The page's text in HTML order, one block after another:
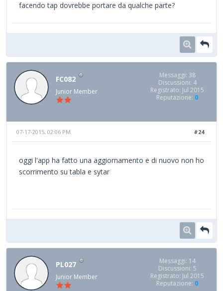
facendo tap dovrebbe portare da qualche parte?
FC082
Junior Member
Messaggi: 38
Discussioni: 4
Registrato: Jul 2015
Reputazione: 0
#24
07-17-2015, 02:06 PM
oggi l'app ha fatto una aggiornamento e di nuovo non ho
scorrimento su tabla e sytar
PL027
Junior Member
Messaggi: 14
Discussioni: 5
Registrato: Jul 2015
Reputazione: 0